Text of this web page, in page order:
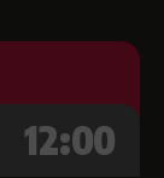
12:00